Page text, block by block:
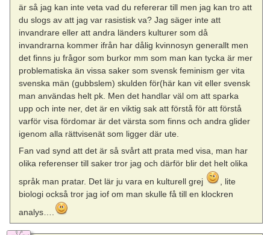
är så jag kan inte veta vad du refererar till men jag kan tro att
du slogs av att jag var rasistisk va? Jag säger inte att
invandrare eller att andra länders kulturer som då
invandrarna kommer ifrån har dålig kvinnosyn generallt men
det finns ju frågor som burkor mm som man kan tycka är mer
problematiska än vissa saker som svensk feminism ger vita
svenska män (gubbslem) skulden för(här kan vit eller svensk
man användas helt pk. Men det handlar väl om att sparka
upp och inte ner, det är en viktig sak att förstå för att förstå
varför visa fördomar är det värsta som finns och andra glider
igenom alla rättvisenät som ligger där ute.
Fan vad synd att det är så svårt att prata med visa, man har
olika referenser till saker tror jag och därför blir det helt olika
språk man pratar. Det lär ju vara en kulturell grej
, lite
biologi också tror jag iof om man skulle få till en klockren
analys….